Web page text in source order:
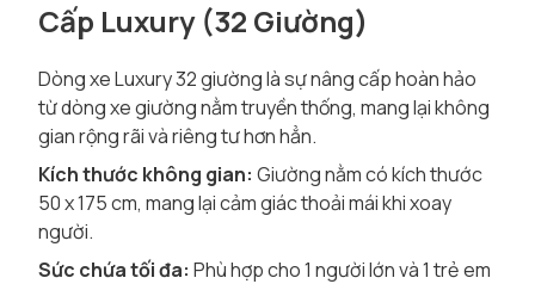
Cấp Luxury (32 Giường)
Dòng xe Luxury 32 giường là sự nâng cấp hoàn hảo
từ dòng xe giường nằm truyền thống, mang lại không
gian rộng rãi và riêng tư hơn hẳn.
Kích thước không gian: Giường nằm có kích thước
50 x 175 cm, mang lại cảm giác thoải mái khi xoay
người.
Sức chứa tối đa: Phù hợp cho 1 người lớn và 1 trẻ em